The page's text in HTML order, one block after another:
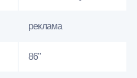
реклама
86"